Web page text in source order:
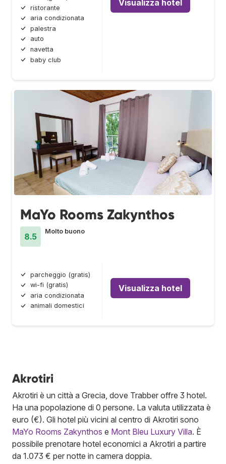
ristorante
aria condizionata
palestra
auto
navetta
baby club
Visualizza hotel
MaYo Rooms Zakynthos
8.5
Molto buono
parcheggio (gratis)
wi-fi (gratis)
aria condizionata
animali domestici
Visualizza hotel
Akrotiri
Akrotiri è un città a Grecia, dove Trabber offre 3 hotel.
Ha una popolazione di 0 persone. La valuta utilizzata è
euro (€). Gli hotel più vicini al centro di Akrotiri sono
MaYo Rooms Zakynthos e Mont Bleu Luxury Villa. È
possibile prenotare hotel economici a Akrotiri a partire
da 1.073 € per notte in camera doppia.